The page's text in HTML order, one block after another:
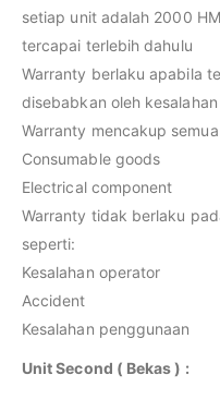
setiap unit adalah 2000
tercapai terlebih dahulu
Warranty berlaku apabila
disebabkan oleh
Warranty mencakup
Consumable goods
Electrical component
Warranty tidak berlaku
seperti:
Kesalahan operator
Accident
Kesalahan penggunaan
Unit Second ( Bekas ) :